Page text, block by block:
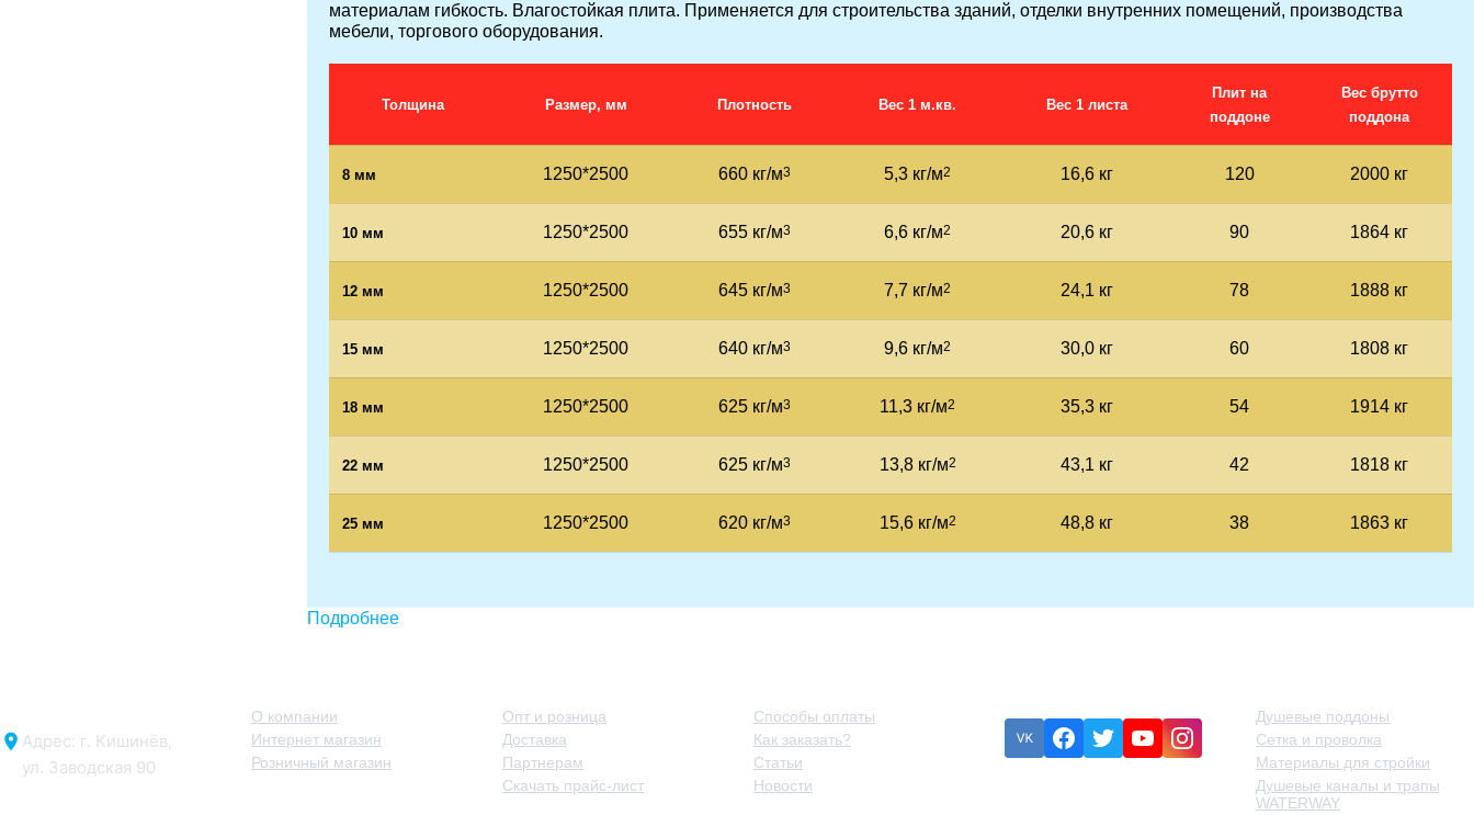
материалам гибкость. Влагостойкая плита. Применяется для строительства зданий, отделки внутренних помещений, производства
мебели, торгового оборудования.
Толщина Размер, мм Плотность Вес 1 м.кв. Вес 1 листа
Плит на
поддоне
Вес брутто
поддона
8 мм 1250*2500 660 кг/м3 5,3 кг/м2 16,6 кг 120 2000 кг
10 мм 1250*2500 655 кг/м3 6,6 кг/м2 20,6 кг 90 1864 кг
12 мм 1250*2500 645 кг/м3 7,7 кг/м2 24,1 кг 78 1888 кг
15 мм 1250*2500 640 кг/м3 9,6 кг/м2 30,0 кг 60 1808 кг
18 мм 1250*2500 625 кг/м3 11,3 кг/м2 35,3 кг 54 1914 кг
22 мм 1250*2500 625 кг/м3 13,8 кг/м2 43,1 кг 42 1818 кг
25 мм 1250*2500 620 кг/м3 15,6 кг/м2 48,8 кг 38 1863 кг
Подробнее
Адрес: г. Кишинёв,
ул. Заводская 90
О компании
Интернет магазин
Розничный магазин
Опт и розница
Доставка
Партнерам
Скачать прайс-лист
Способы оплаты
Как заказать?
Статьи
Новости
Душевые поддоны
Сетка и проволка
Материалы для стройки
Душевые каналы и трапы
WATERWAY